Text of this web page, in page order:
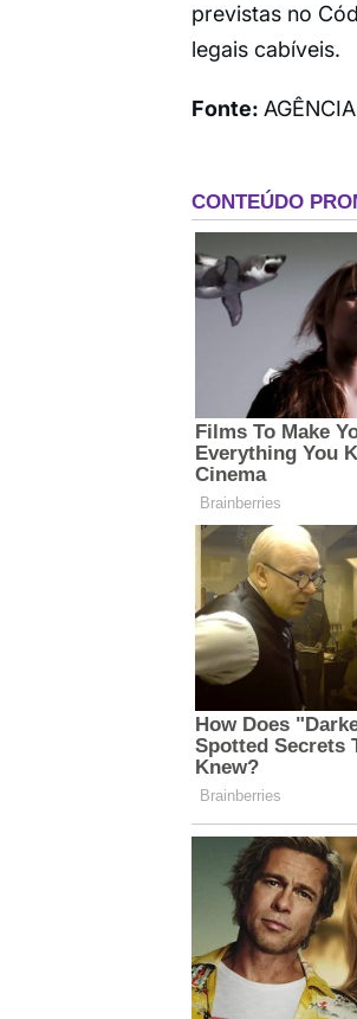
previstas no
legais cabíveis.
Fonte: